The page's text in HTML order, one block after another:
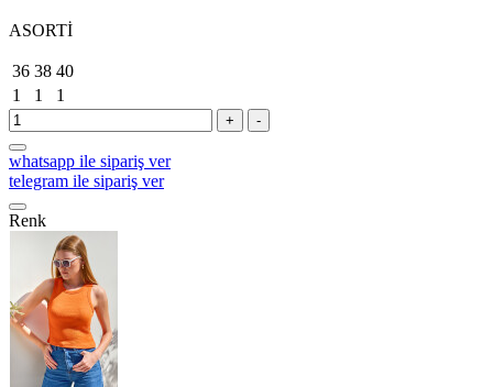
ASORTİ
36 38 40
1
1 1
+ -
whatsapp ile sipariş ver
telegram ile sipariş ver
Renk